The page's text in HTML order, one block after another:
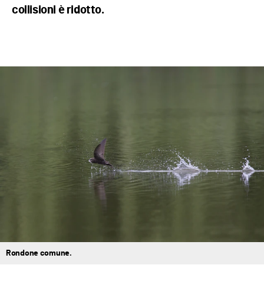
collisioni è ridotto.
Rondone comune.